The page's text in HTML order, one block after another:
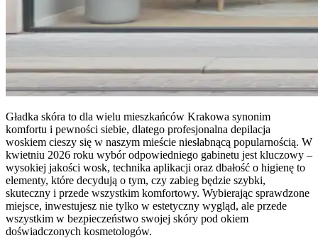
Gładka skóra to dla wielu mieszkańców Krakowa synonim
komfortu i pewności siebie, dlatego profesjonalna depilacja
woskiem cieszy się w naszym mieście niesłabnącą popularnością. W
kwietniu 2026 roku wybór odpowiedniego gabinetu jest kluczowy –
wysokiej jakości wosk, technika aplikacji oraz dbałość o higienę to
elementy, które decydują o tym, czy zabieg będzie szybki,
skuteczny i przede wszystkim komfortowy. Wybierając sprawdzone
miejsce, inwestujesz nie tylko w estetyczny wygląd, ale przede
wszystkim w bezpieczeństwo swojej skóry pod okiem
doświadczonych kosmetologów.